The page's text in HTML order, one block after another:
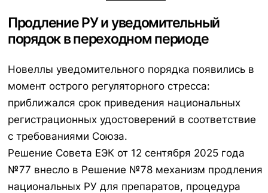
Продление РУ и уведомительный
порядок в переходном периоде
Новеллы уведомительного порядка появились в
момент острого регуляторного стресса:
приближался срок приведения национальных
регистрационных удостоверений в соответствие
с требованиями Союза.
Решение Совета ЕЭК от 12 сентября 2025 года
№77 внесло в Решение №78 механизм продления
национальных РУ для препаратов, процедура